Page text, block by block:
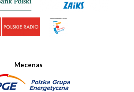
Mecenas